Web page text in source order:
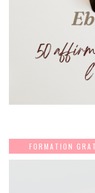
FORMATION